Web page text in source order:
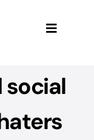
Toggle
social